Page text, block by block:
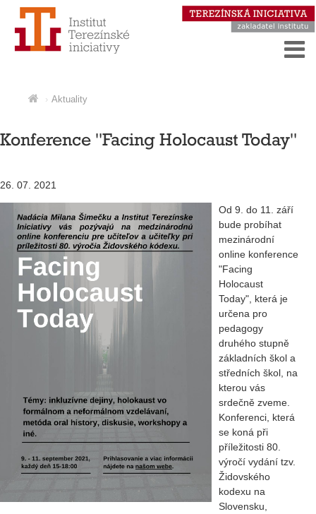
Aktuality
Konference "Facing Holocaust Today"
26. 07. 2021
Od 9. do 11. září
bude probíhat
mezinárodní
online konference
"Facing
Holocaust
Today", která je
určena pro
pedagogy
druhého stupně
základních škol a
středních škol, na
kterou vás
srdečně zveme.
Konferenci, která
se koná při
příležitosti 80.
výročí vydání tzv.
Židovského
kodexu na
Slovensku,